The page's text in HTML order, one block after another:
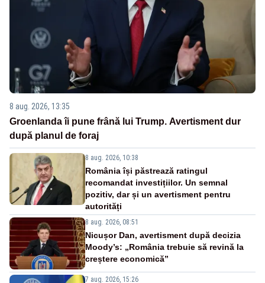
8 aug. 2026, 13:35
Groenlanda îi pune frână lui Trump. Avertisment dur
după planul de foraj
8 aug. 2026, 10:38
România își păstrează ratingul
recomandat investițiilor. Un semnal
pozitiv, dar și un avertisment pentru
autorități
8 aug. 2026, 08:51
Nicușor Dan, avertisment după decizia
Moody’s: „România trebuie să revină la
creștere economică”
7 aug. 2026, 15:26